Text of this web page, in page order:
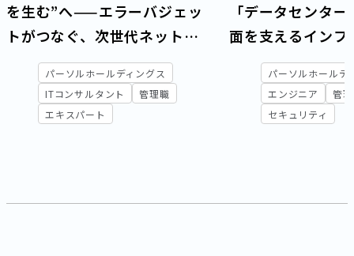
を生む”へ——エラーバジェッ
トがつなぐ、次世代ネット
ワーク戦略と運用変革
パーソルホールディングス
ITコンサルタント
管理職
エキスパート
「データセンタ
面を支えるインフ
アを取り巻く環
パーソルホールデ
エンジニア
管
セキュリティ